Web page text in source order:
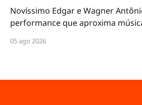
Novíssimo Edgar e Wagner
performance que aproxima
05 ago 2026